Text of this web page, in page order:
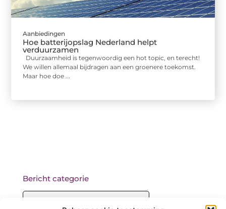
Aanbiedingen
Hoe batterijopslag Nederland helpt
verduurzamen
Duurzaamheid is tegenwoordig een hot topic, en terecht!
We willen allemaal bijdragen aan een groenere toekomst.
Maar hoe doe ...
Bericht categorie